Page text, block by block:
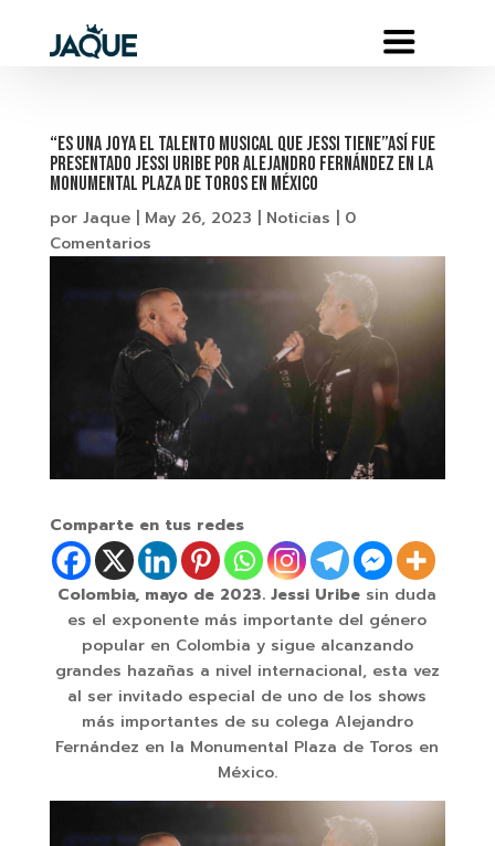
“Es una joya el talento musical que Jessi tiene”Así fue
presentado Jessi Uribe por Alejandro Fernández en la
Monumental Plaza de Toros en México
por Jaque| May 26, 2023 Noticias
0
Comentarios
Comparte en tus redes
Colombia, mayo de 2023. Jessi Uribe sin duda
es el exponente más importante del género
popular en Colombia y sigue alcanzando
grandes hazañas a nivel internacional, esta vez
al ser invitado especial de uno de los shows
más importantes de su colega Alejandro
Fernández en la Monumental Plaza de Toros en
México.